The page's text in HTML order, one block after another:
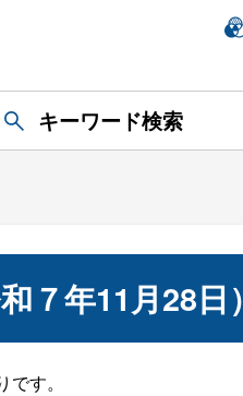
キーワード検索
７年11月28日）
す。